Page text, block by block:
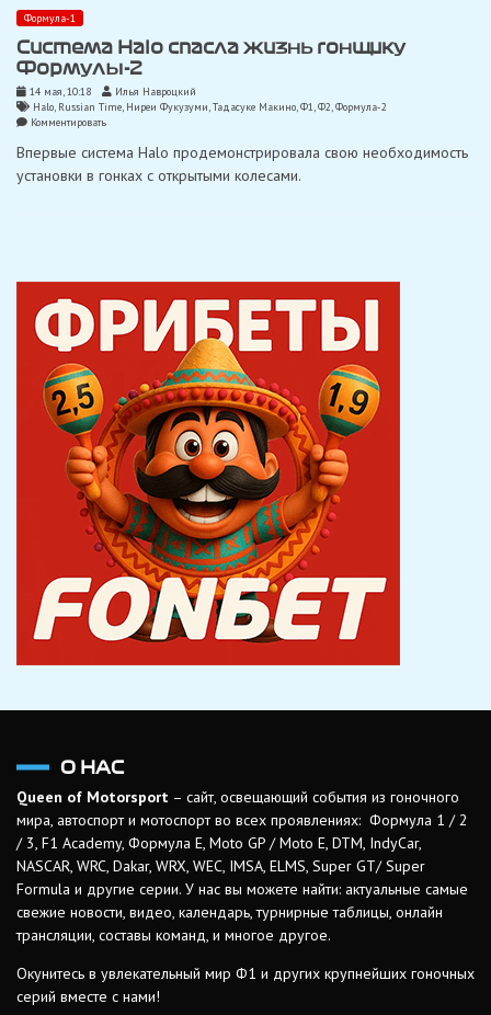
Формула-1
Система Halo спасла жизнь гонщику
Формулы-2
14 мая, 10:18
Илья Навроцкий
Halo, Russian Time, Ниреи Фукузуми,Тадасуке Макино,Ф1,Ф2,Формула-2
Комментироватьon
Halo
жизнь
Впервые система Halo продемонстрировала свою необходимость
установки в гонках с открытыми колесами.
О НАС
Queen of Motorsport – сайт, освещающий события из гоночного
мира, автоспорт и мотоспорт во всех проявлениях: Формула 1 / 2
/ 3, F1 Academy, Формула Е, Moto GP / Moto E, DTM, IndyCar,
NASCAR, WRC, Dakar, WRX, WEC, IMSA, ELMS, Super GT/ Super
Formula и другие серии. У нас вы можете найти: актуальные самые
свежие новости, видео, календарь, турнирные таблицы, онлайн
трансляции, составы команд, и многое другое.
Окунитесь в увлекательный мир Ф1 и других крупнейших гоночных
серий вместе с нами!